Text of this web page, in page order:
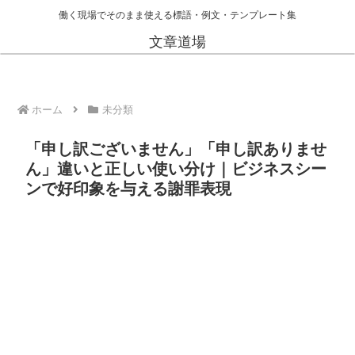
働く現場でそのまま使える標語・例文・テンプレート集
文章道場
ホーム 未分類
「申し訳ございません」「申し訳ありませ
ん」違いと正しい使い分け｜ビジネスシー
ンで好印象を与える謝罪表現